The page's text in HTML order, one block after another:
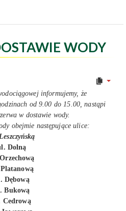
WODY
informujemy, że
od 9.00 do 15.00, nastąpi
w dostawie wody.
obejmie następujące ulice:
Dolną
Dębową
Bukową
Cedrową